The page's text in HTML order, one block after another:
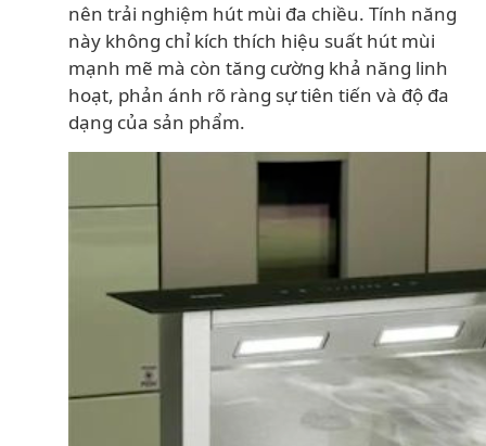
nên trải nghiệm hút mùi đa chiều. Tính năng
này không chỉ kích thích hiệu suất hút mùi
mạnh mẽ mà còn tăng cường khả năng linh
hoạt, phản ánh rõ ràng sự tiên tiến và độ đa
dạng của sản phẩm.